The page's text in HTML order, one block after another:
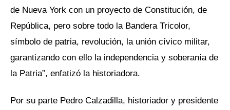
de Nueva York con un proyecto de Constitución, de
República, pero sobre todo la Bandera Tricolor,
símbolo de patria, revolución, la unión cívico militar,
garantizando con ello la independencia y soberanía de
la Patria”, enfatizó la historiadora.
Por su parte Pedro Calzadilla, historiador y presidente